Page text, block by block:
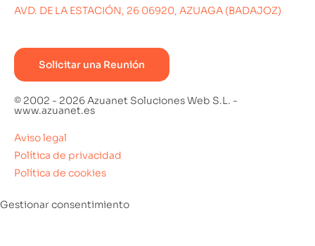
AVD. DE LA ESTACIÓN, 26 06920, AZUAGA (BADAJOZ)
Solicitar una Reunión
© 2002 - 2026 Azuanet Soluciones Web S.L. -
www.azuanet.es
Aviso legal
Política de privacidad
Política de cookies
Gestionar consentimiento